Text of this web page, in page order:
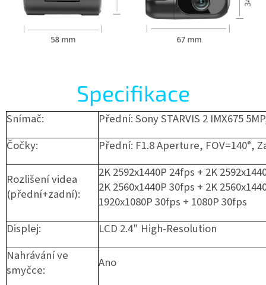
Specifikace
Snímač:
Přední: Sony STARVIS 2 IMX675
Čočky:
Přední: F1.8 Aperture, FOV=140°,
Rozlišení videa
(přední+zadní):
2K 2592x1440P 24fps + 2K
2K 2560x1440P 30fps + 2K
1920x1080P 30fps + 1080P 30fps
Displej:
LCD 2.4" High-Resolution
Nahrávání ve
smyčce:
Ano